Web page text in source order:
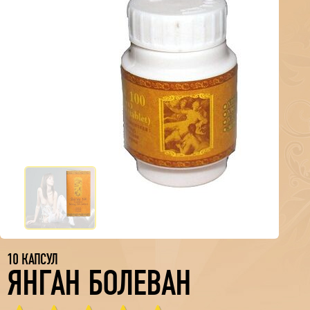
10 КАПСУЛ
ЯНГАН БОЛЕВАН